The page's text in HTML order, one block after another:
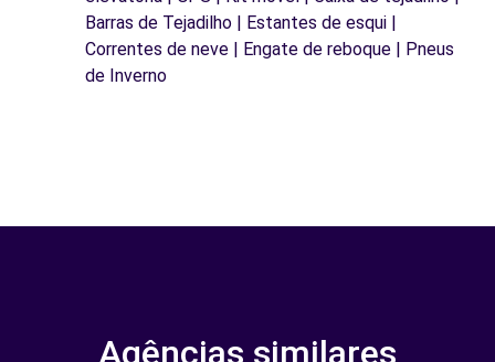
Barras de Tejadilho | Estantes de esqui |
Correntes de neve | Engate de reboque | Pneus
de Inverno
Agências similares